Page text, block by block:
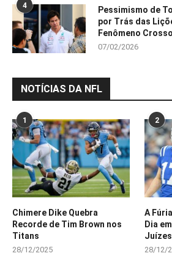
4
Pessimismo de
por Trás das
Fenômeno
07/02/2026
NOTÍCIAS DA NFL
1
Chimere Dike Quebra
Recorde de Tim Brown nos
Titans
28/12/2025
2
A
Dia
28/12/